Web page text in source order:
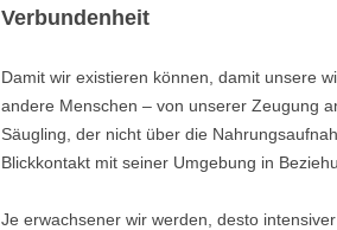
Verbundenheit
Damit wir existieren können, damit unsere
andere Menschen – von unserer Zeugung
Säugling, der nicht über die
Blickkontakt mit seiner Umgebung in
Je erwachsener wir werden, desto